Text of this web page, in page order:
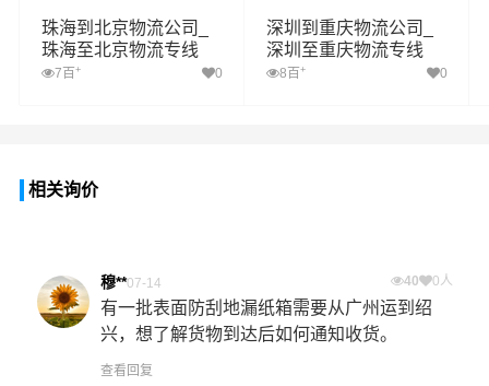
珠海到北京物流公司_
珠海至北京物流专线
7百 + 0
深圳到重庆物流公司_
深圳至重庆物流专线
8百 + 0
相关询价
穆**07-14 40 0人
有一批表面防刮地漏纸箱需要从广州运到绍
兴，想了解货物到达后如何通知收货。
查看回复